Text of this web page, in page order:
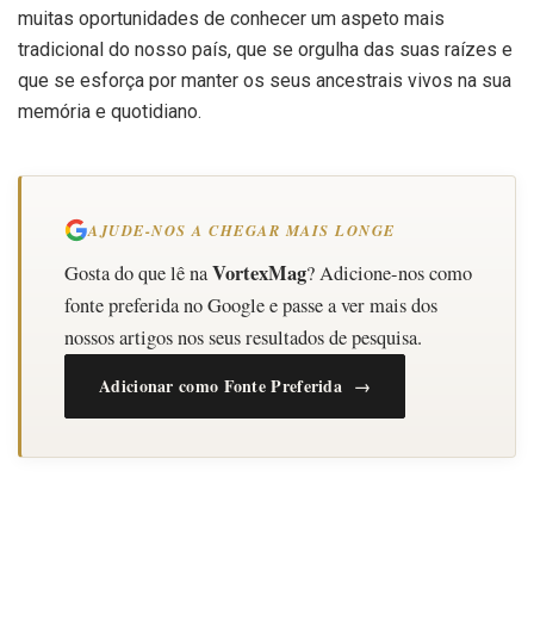
muitas oportunidades de conhecer um aspeto mais
tradicional do nosso país, que se orgulha das suas raízes e
que se esforça por manter os seus ancestrais vivos na sua
memória e quotidiano.
AJUDE-NOS A CHEGAR MAIS LONGE
Gosta do que lê naVortexMag? Adicione-nos como
fonte preferida no Google e passe a ver mais dos
nossos artigos nos seus resultados de pesquisa.
Adicionar como Fonte Preferida →